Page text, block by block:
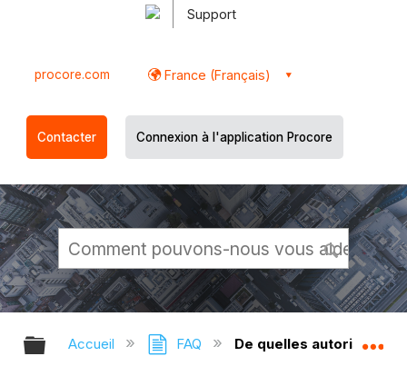
Support
procore.com France (Français)
Contacter Connexion à l'application Procore
Développer/réduire la hiérarchie
Accueil FAQ De quelles